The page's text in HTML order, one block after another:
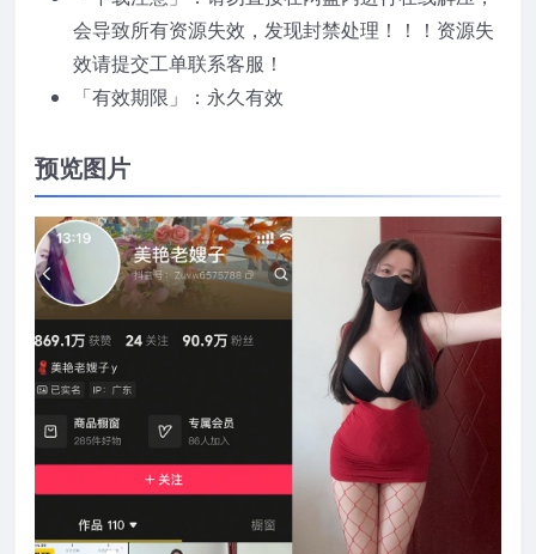
会导致所有资源失效，发现封禁处理！！！资源失
效请提交工单联系客服！
「有效期限」：永久有效
预览图片